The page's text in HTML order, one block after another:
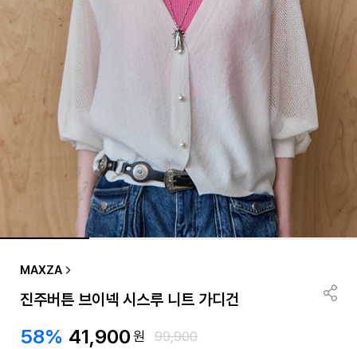
MAXZA
진주버튼 브이넥 시스루 니트 가디건
58% 41,900원 99,900